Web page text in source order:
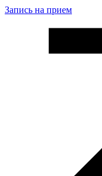
Запись на прием